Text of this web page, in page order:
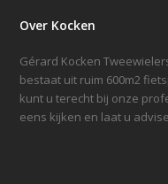
Over Kocken
Gérard Kocken
bestaat uit ruim 600m2
kunt u terecht bij onze
eens kijken en laat u